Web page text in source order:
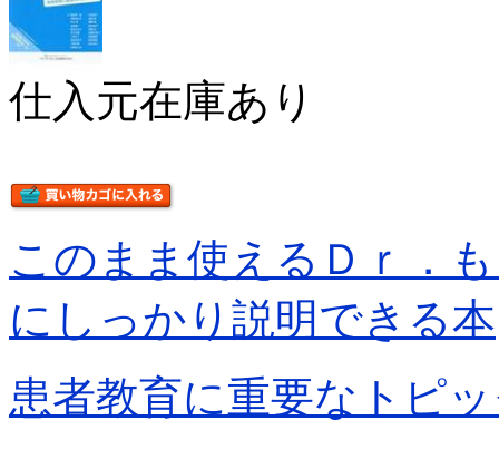
仕入元在庫あり
このまま使えるＤｒ．
にしっかり説明できる本
患者教育に重要なトピ